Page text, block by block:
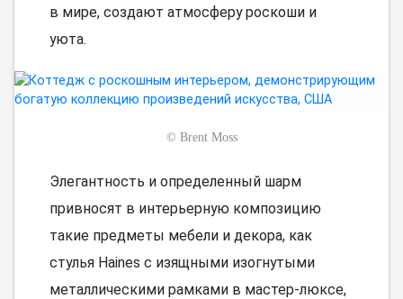
в мире, создают атмосферу роскоши и
уюта.
© Brent Moss
Элегантность и определенный шарм
привносят в интерьерную композицию
такие предметы мебели и декора, как
стулья Haines с изящными изогнутыми
металлическими рамками в мастер-люксе,